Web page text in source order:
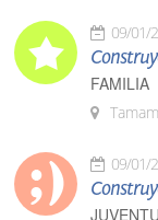
09/01/
FAMILIA
09/01/